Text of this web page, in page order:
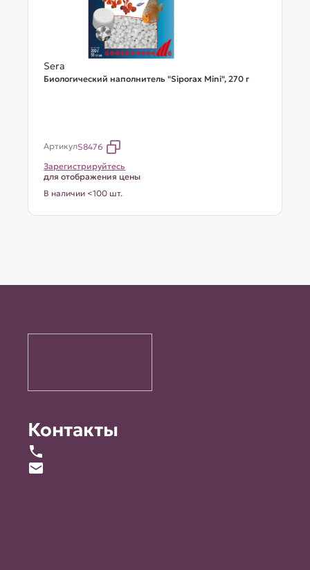
Sera
Биологический наполнитель "Siporax Mini", 270 г
АртикулS8476
Зарегистрируйтесь
для отображения цены
В наличии <100 шт.
Контакты